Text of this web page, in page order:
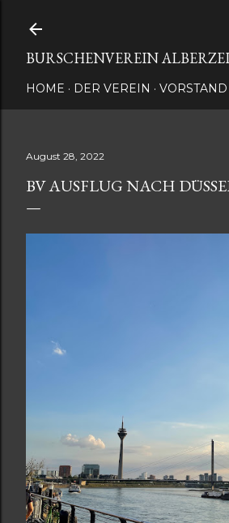
BURSCHENVEREIN
HOME DER VEREIN VORSTAND
August 28, 2022
BV AUSFLUG NACH